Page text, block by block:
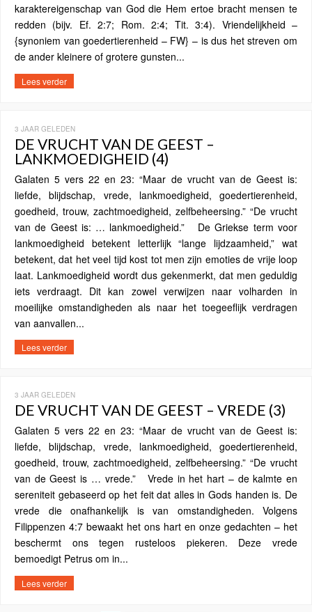
karaktereigenschap van God die Hem ertoe bracht mensen te
redden (bijv. Ef. 2:7; Rom. 2:4; Tit. 3:4). Vriendelijkheid –
{synoniem van goedertierenheid – FW} – is dus het streven om
de ander kleinere of grotere gunsten...
Lees verder
3 JAAR GELEDEN
DE VRUCHT VAN DE GEEST –
LANKMOEDIGHEID (4)
Galaten 5 vers 22 en 23: “Maar de vrucht van de Geest is:
liefde, blijdschap, vrede, lankmoedigheid, goedertierenheid,
goedheid, trouw, zachtmoedigheid, zelfbeheersing.” “De vrucht
van de Geest is: … lankmoedigheid.” De Griekse term voor
lankmoedigheid betekent letterlijk “lange lijdzaamheid,” wat
betekent, dat het veel tijd kost tot men zijn emoties de vrije loop
laat. Lankmoedigheid wordt dus gekenmerkt, dat men geduldig
iets verdraagt. Dit kan zowel verwijzen naar volharden in
moeilijke omstandigheden als naar het toegeeflijk verdragen
van aanvallen...
Lees verder
3 JAAR GELEDEN
DE VRUCHT VAN DE GEEST – VREDE (3)
Galaten 5 vers 22 en 23: “Maar de vrucht van de Geest is:
liefde, blijdschap, vrede, lankmoedigheid, goedertierenheid,
goedheid, trouw, zachtmoedigheid, zelfbeheersing.” “De vrucht
van de Geest is … vrede.” Vrede in het hart – de kalmte en
sereniteit gebaseerd op het feit dat alles in Gods handen is. De
vrede die onafhankelijk is van omstandigheden. Volgens
Filippenzen 4:7 bewaakt het ons hart en onze gedachten – het
beschermt ons tegen rusteloos piekeren. Deze vrede
bemoedigt Petrus om in...
Lees verder